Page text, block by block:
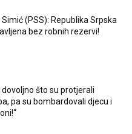
(PSS): Republika Srpska
bez robnih rezervi!
dovoljno što su protjerali
pa su bombardovali djecu i